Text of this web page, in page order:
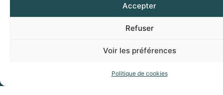
Accepter
Refuser
Voir les préférences
Politique de cookies